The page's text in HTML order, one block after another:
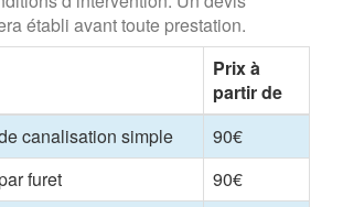
établi avant toute prestation.
Prix à
partir de
canalisation simple
90€
furet
90€